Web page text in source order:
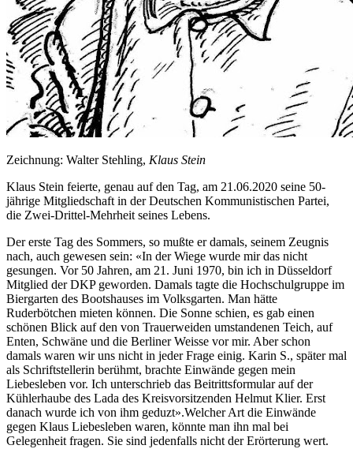
Zeichnung: Walter Stehling, Klaus Stein
Klaus Stein feierte, genau auf den Tag, am 21.06.2020 seine 50-
jährige Mitgliedschaft in der Deutschen Kommunistischen Partei,
die Zwei-Drittel-Mehrheit seines Lebens.
Der erste Tag des Sommers, so mußte er damals, seinem Zeugnis
nach, auch gewesen sein: «In der Wiege wurde mir das nicht
gesungen. Vor 50 Jahren, am 21. Juni 1970, bin ich in Düsseldorf
Mitglied der DKP geworden. Damals tagte die Hochschulgruppe im
Biergarten des Bootshauses im Volksgarten. Man hätte
Ruderbötchen mieten können. Die Sonne schien, es gab einen
schönen Blick auf den von Trauerweiden umstandenen Teich, auf
Enten, Schwäne und die Berliner Weisse vor mir. Aber schon
damals waren wir uns nicht in jeder Frage einig. Karin S., später mal
als Schriftstellerin berühmt, brachte Einwände gegen mein
Liebesleben vor. Ich unterschrieb das Beitrittsformular auf der
Kühlerhaube des Lada des Kreisvorsitzenden Helmut Klier. Erst
danach wurde ich von ihm geduzt».Welcher Art die Einwände
gegen Klaus Liebesleben waren, könnte man ihn mal bei
Gelegenheit fragen. Sie sind jedenfalls nicht der Erörterung wert.